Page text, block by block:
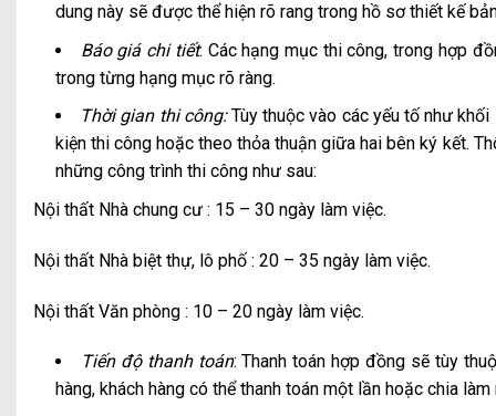
dung này sẽ được thể hiện rõ rang trong hồ sơ thiết kế
Báo giá chi tiết: Các hạng mục thi công, trong hợp
trong từng hạng mục rõ ràng.
Thời gian thi công:Tùy thuộc vào các yếu tố như
kiện thi công hoặc theo thỏa thuận giữa hai bên ký kết.
những công trình thi công như sau:
Nội thất Nhà chung cư : 15 – 30 ngày làm việc.
Nội thất Nhà biệt thự, lô phố : 20 – 35 ngày làm việc.
Nội thất Văn phòng : 10 – 20 ngày làm việc.
Tiến độ thanh toán: Thanh toán hợp đồng sẽ tùy
hàng, khách hàng có thể thanh toán một lần hoặc chia